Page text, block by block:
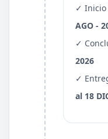
✓ Inicio
AGO -
✓
2026
✓
al 18